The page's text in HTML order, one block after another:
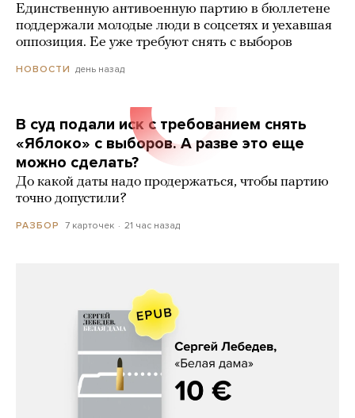
Единственную антивоенную партию в бюллетене
поддержали молодые люди в соцсетях и уехавшая
оппозиция. Ее уже требуют снять с выборов
НОВОСТИ день назад
В суд подали иск с требованием снять
«Яблоко» с выборов. А разве это еще
можно сделать?
До какой даты надо продержаться, чтобы партию
точно допустили?
РАЗБОР 7 карточек 21 час назад